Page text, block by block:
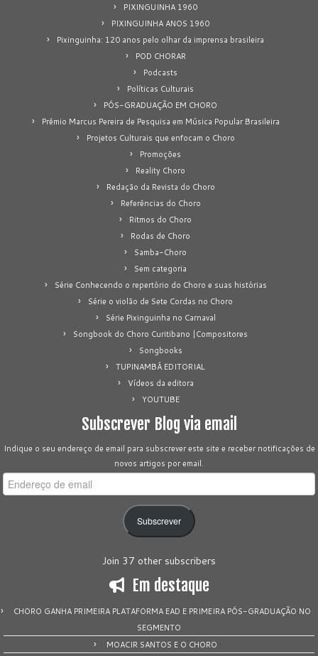
PIXINGUINHA 1960
PIXINGUINHA ANOS 1960
Pixinguinha: 120 anos pelo olhar da imprensa brasileira
POD CHORAR
Podcasts
Políticas Culturais
PÓS-GRADUAÇÃO EM CHORO
Prêmio Marcus Pereira de Pesquisa em Música Popular Brasileira
Projetos Culturais que enfocam o Choro
Promoções
Reality Choro
Redação da Revista do Choro
Referências do Choro
Ritmos do Choro
Rodas de Choro
Samba-Choro
Sem categoria
Série Conhecendo o repertório do Choro e suas histórias
Série o violão de Sete Cordas no Choro
Série Pixinguinha no Carnaval
Songbook do Choro Curitibano |Compositores
Songbooks
TUPINAMBÁ EDITORIAL
Vídeos da editora
YOUTUBE
Subscrever Blog via email
Indique o seu endereço de email para subscrever este site e receber notificações de
novos artigos por email.
Endereço
de
Subscrever
Join 37 other subscribers
Em destaque
CHORO GANHA PRIMEIRA PLATAFORMA EAD E PRIMEIRA PÓS-GRADUAÇÃO NO
SEGMENTO
MOACIR SANTOS E O CHORO